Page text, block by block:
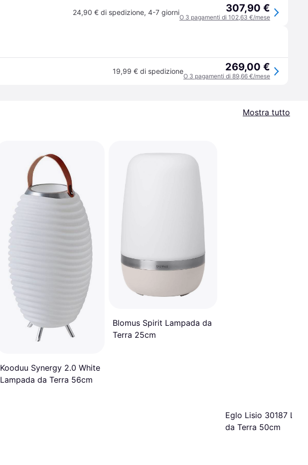
24,90 € di spedizione, 4-7 giorni 307,90 €
O 3 pagamenti di 102,63 €/mese
19,99 € di spedizione 269,00 €
O 3 pagamenti di 89,66 €/mese
Mostra tutto
Kooduu Synergy 2.0 White
Lampada da Terra 56cm
Blomus Spirit Lampada da
Terra 25cm
Eglo Lisio 30187
da Terra 50cm